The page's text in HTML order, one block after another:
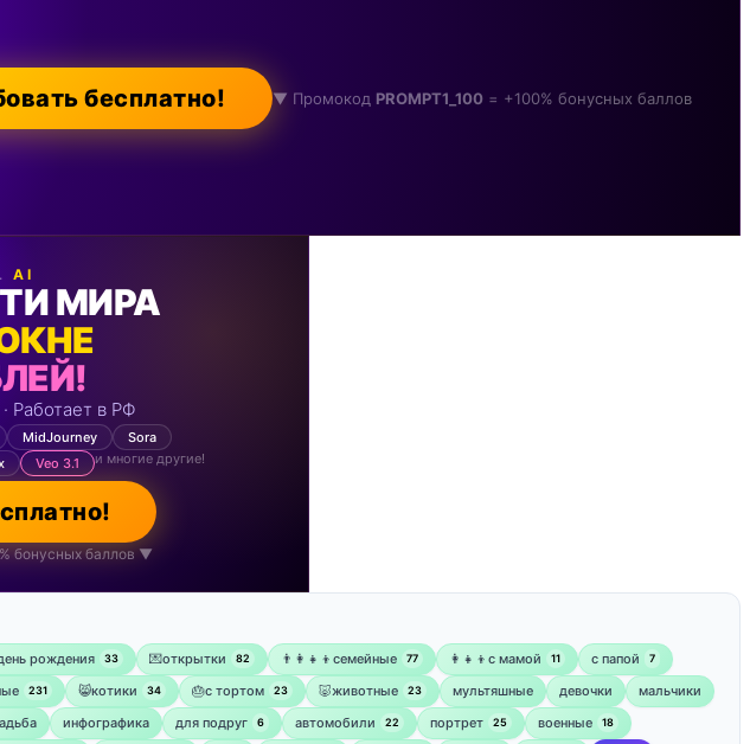
бесплатно! ▼ Промокод PROMPT1_100 = +100% бонусных баллов
AI
МИРА
· Работает в РФ
MidJourney
Sora
Veo 3.1 и многие другие!
бонусных баллов ▼
рождения 33 💌открытки 82 👨‍👩‍👧‍👦семейные 77 👩‍👧‍👦с мамой 11 ‍с папой 7
231 😸котики 34 🎂с тортом 23 🐷животные 23 мультяшные девочки
мальчики
инфографика для подруг 6 автомобили 22 портрет 25 военные 18